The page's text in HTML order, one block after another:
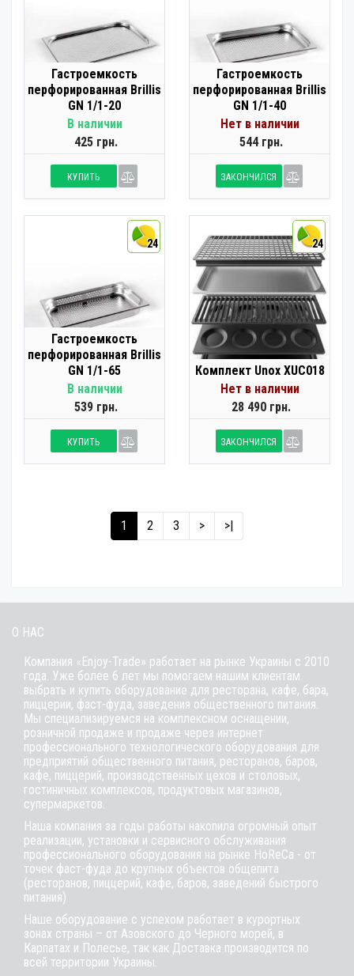
Гастроемкость
перфорированная Brillis
GN 1/1-20
В наличии
425 грн.
КУПИТЬ
Гастроемкость
перфорированная Brillis
GN 1/1-40
Нет в наличии
544 грн.
ЗАКОНЧИЛСЯ
24
Гастроемкость
перфорированная Brillis
GN 1/1-65
В наличии
539 грн.
КУПИТЬ
24
Комплект Unox XUC018
Нет в наличии
28 490 грн.
ЗАКОНЧИЛСЯ
1 2 3 > >|
О НАС
Компания «Enjoy-Trade» работает на рынке Украины с 2010
года. Уже более 6 лет мы помогаем нашим клиентам
выбрать и купить оборудование для ресторана, кафе, бара,
пиццерии, фаст-фуда, заведения общественного питания.
Мы специализируемся на комплексном оснащении,
розничной продаже и продаже через интернет
профессионального технологического оборудования для
предприятий общественного питания, ресторанов, баров,
кафе, пиццерий, производственных цехов и столовых,
гостиничных комплексов, продуктовых магазинов,
супермаркетов.
Наша компания за годы работы накопила огромный опыт
реализации, установки и сервисного обслуживания
профессионального оборудования на рынке HoReCa - от
точек фаст-фуда до крупных объектов общепита
(ресторанов, пиццерий, кафе, баров, заведений быстрого
питания)
Наше оборудование с успехом работает в курортных
зонах страны – от Азовского до Черного морей, в
Карпатах и Полесье, так как Доставка производится по
всей территории Украины.